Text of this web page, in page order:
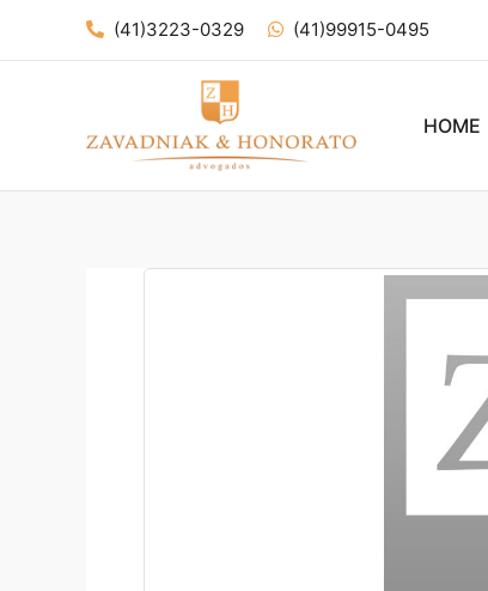
(41)3223-0329 (41)99915-0495
HOME